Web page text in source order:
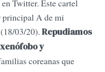
Twitter. Este cartel
principal A de mi
03/20). Repudiamos
y
coreanas que